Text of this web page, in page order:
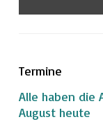
Termine
Alle haben die
August heute